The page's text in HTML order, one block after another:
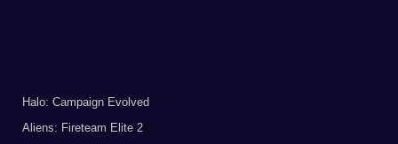
Halo: Campaign Evolved
Aliens: Fireteam Elite 2